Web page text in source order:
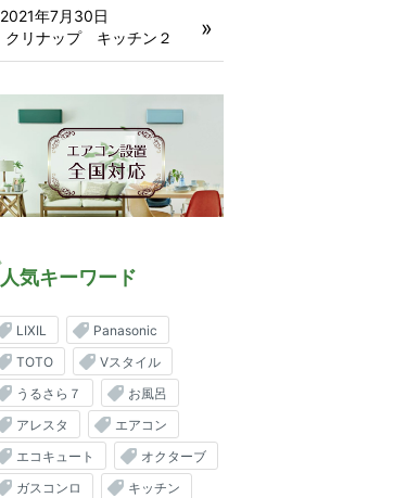
クリナップ キッチン２
2021年7月30日
人気キーワード
LIXIL
Panasonic
TOTO
Vスタイル
うるさら７
お風呂
アレスタ
エアコン
エコキュート
オクターブ
ガスコンロ
キッチン